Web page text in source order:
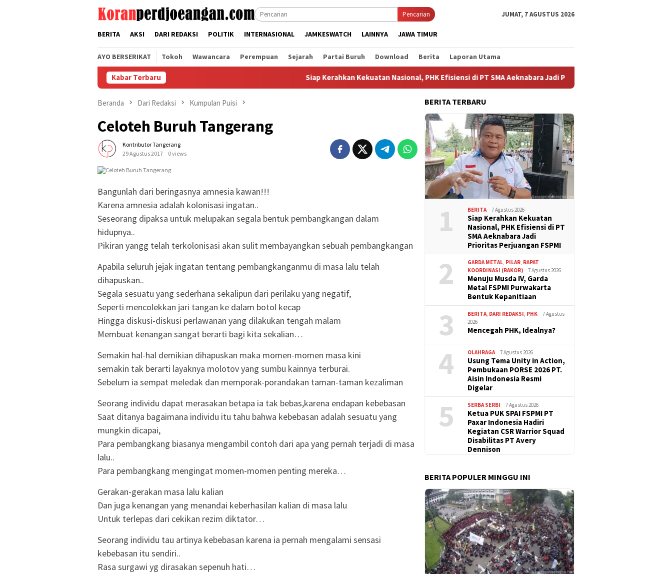
Pencarian JUMAT, 7 AGUSTUS 2026
BERITA AKSI DARI REDAKSI POLITIK INTERNASIONAL JAMKESWATCH LAINNYA JAWA TIMUR
AYO BERSERIKAT Tokoh Wawancara Perempuan Sejarah Partai Buruh Download Berita Laporan Utama
Kabar Terbaru Siap Kerahkan Kekuatan Nasional, PHK Efisiensi di PT SMA Aeknabara Jadi Prioritas Perjuangan FSPMI
Beranda Dari Redaksi Kumpulan Puisi
Celoteh Buruh Tangerang
Kontributor Tangerang
29 Agustus 2017
0 views
Bangunlah dari beringasnya amnesia kawan!!!
Karena amnesia adalah kolonisasi ingatan..
Seseorang dipaksa untuk melupakan segala bentuk pembangkangan dalam
hidupnya..
Pikiran yangg telah terkolonisasi akan sulit membayangkan sebuah pembangkangan
Apabila seluruh jejak ingatan tentang pembangkanganmu di masa lalu telah
dihapuskan..
Segala sesuatu yang sederhana sekalipun dari perilaku yang negatif,
Seperti mencolekkan jari tangan ke dalam botol kecap
Hingga diskusi-diskusi perlawanan yang dilakukan tengah malam
Membuat kenangan sangat berarti bagi kita sekalian…
Semakin hal-hal demikian dihapuskan maka momen-momen masa kini
semakin tak berarti layaknya molotov yang sumbu kainnya terburai.
Sebelum ia sempat meledak dan memporak-porandakan taman-taman kezaliman
Seorang individu dapat merasakan betapa ia tak bebas,karena endapan kebebasan
Saat ditanya bagaimana individu itu tahu bahwa kebebasan adalah sesuatu yang
mungkin dicapai,
Para pembangkang biasanya mengambil contoh dari apa yang pernah terjadi di masa
lalu..
Para pembangkang mengingat momen-momen penting mereka…
Gerakan-gerakan masa lalu kalian
Dan juga kenangan yang menandai keberhasilan kalian di masa lalu
Untuk terlepas dari cekikan rezim diktator…
Seorang individu tau artinya kebebasan karena ia pernah mengalami sensasi
kebebasan itu sendiri..
Rasa surgawi yg dirasakan sepenuh hati…
BERITA TERBARU
1 BERITA 7 Agustus 2026
Siap Kerahkan Kekuatan
Nasional, PHK Efisiensi di PT
SMA Aeknabara Jadi
Prioritas Perjuangan FSPMI
2 GARDA METAL PILAR RAPAT
KOORDINASI (RAKOR)
7 Agustus 2026
Menuju Musda IV, Garda
Metal FSPMI Purwakarta
Bentuk Kepanitiaan
3 BERITA DARI REDAKSI PHK
7 Agustus
2026
Mencegah PHK, Idealnya?
4 OLAHRAGA 7 Agustus 2026
Usung Tema Unity in Action,
Pembukaan PORSE 2026 PT.
Aisin Indonesia Resmi
Digelar
5 SERBA SERBI 7 Agustus 2026
Ketua PUK SPAI FSPMI PT
Paxar Indonesia Hadiri
Kegiatan CSR Warrior Squad
Disabilitas PT Avery
Dennison
BERITA POPULER MINGGU INI